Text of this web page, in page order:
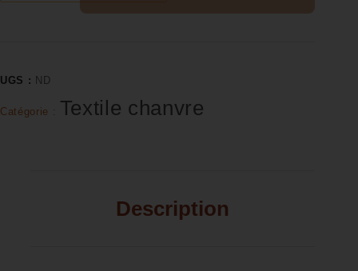
UGS : ND
Catégorie : Textile chanvre
Description